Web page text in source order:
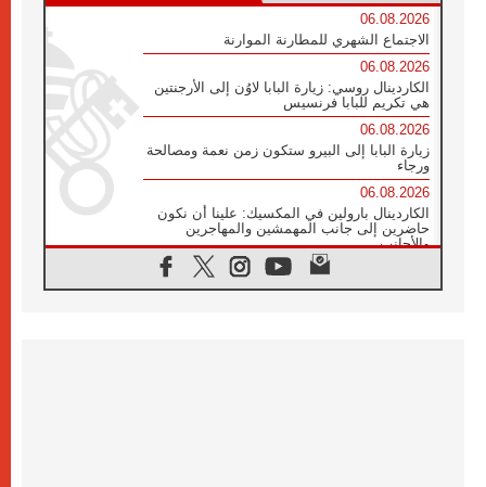
06.08.2026
الاجتماع الشهري للمطارنة الموارنة
06.08.2026
الكاردينال روسي: زيارة البابا لاوُن إلى الأرجنتين
هي تكريم للبابا فرنسيس
06.08.2026
زيارة البابا إلى البيرو ستكون زمن نعمة ومصالحة
ورجاء
06.08.2026
الكاردينال بارولين في المكسيك: علينا أن نكون
حاضرين إلى جانب المهمشين والمهاجرين
والأجانب
البابا لاوُن الرابع عشر للشباب في أسيزي: